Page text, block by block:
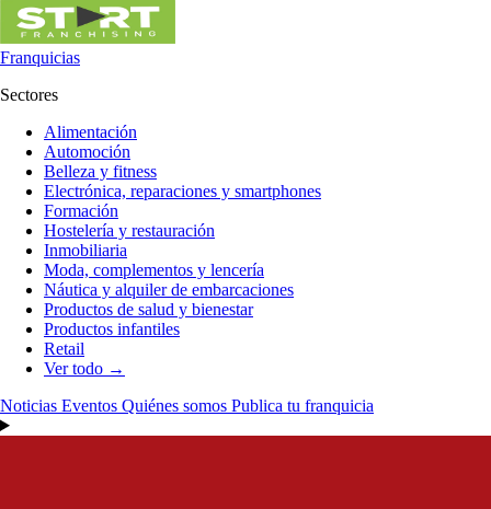
Franquicias
Sectores
Alimentación
Automoción
Belleza y fitness
Electrónica, reparaciones y smartphones
Formación
Hostelería y restauración
Inmobiliaria
Moda, complementos y lencería
Náutica y alquiler de embarcaciones
Productos de salud y bienestar
Productos infantiles
Retail
Ver todo →
Noticias Eventos Quiénes somos Publica tu franquicia